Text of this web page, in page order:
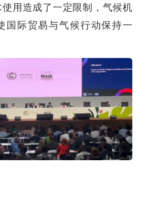
用造成了一定限制，气候机
国际贸易与气候行动保持一